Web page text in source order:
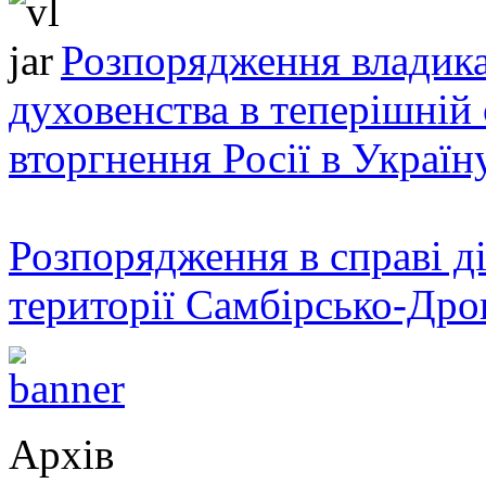
Розпорядження
духовенства в теперішній
вторгнення Росії в
Розпорядження в справі
території Самбірсько-
Архів